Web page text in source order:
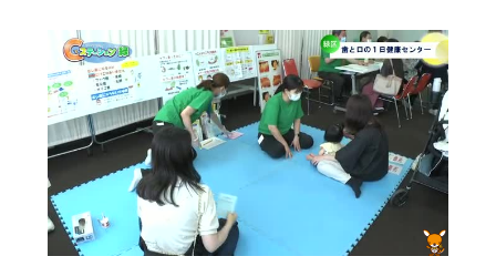
で設定できます。
（GmailやYahooなどのフリーメールアドレ
スでも作成可能です）
※マイページへのログイン・MyIDの新規登
録はこちらから
※CCNetアプリをご利用中の方は引き続き
ご視聴いただけます。